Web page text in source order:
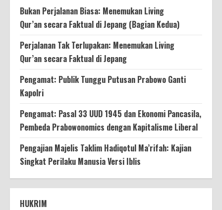
Bukan Perjalanan Biasa: Menemukan Living
Qur’an secara Faktual di Jepang (Bagian Kedua)
Perjalanan Tak Terlupakan: Menemukan Living
Qur’an secara Faktual di Jepang
Pengamat: Publik Tunggu Putusan Prabowo Ganti
Kapolri
Pengamat: Pasal 33 UUD 1945 dan Ekonomi Pancasila,
Pembeda Prabowonomics dengan Kapitalisme Liberal
Pengajian Majelis Taklim Hadiqotul Ma’rifah: Kajian
Singkat Perilaku Manusia Versi Iblis
HUKRIM